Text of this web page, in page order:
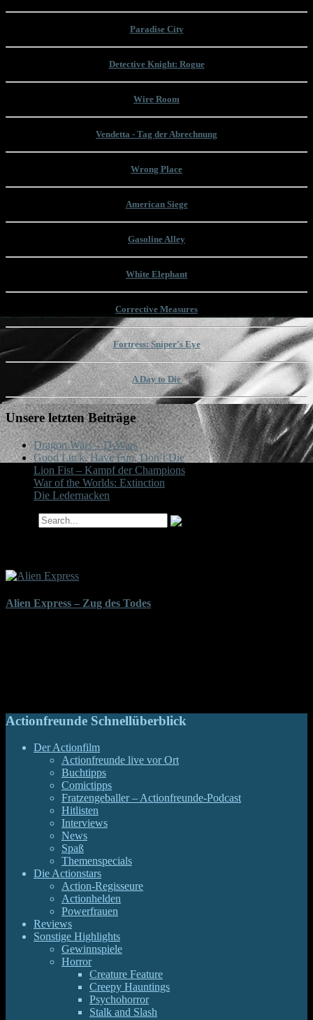
Paradise City
Detective Knight: Rogue
Wire Room
Vendetta - Tag der Abrechnung
Wrong Place
American Siege
Gasoline Alley
White Elephant
Corrective Measures
Fortress: Sniper's Eye
A Day to Die
Unsere letzten Beiträge
Dragon Wars – D-Wars
Good Luck, Have Fun, Don’t Die
Lion Fist – Kampf der Champions
War of the Worlds: Extinction
Die Ledernacken
Alien Express – Zug des Todes
Actionfreunde Schnellüberblick
Der Actionfilm
Actionfreunde live vor Ort
Buchtipps
Comictipps
Fratzengeballer – Actionfreunde-Podcast
Hitlisten
Interviews
News
Spaß
Themenspecials
Die Actionstars
Action-Regisseure
Actionhelden
Powerfrauen
Reviews
Sonstige Highlights
Gewinnspiele
Horror
Creature Feature
Creepy Hauntings
Psychohorror
Stalk and Slash